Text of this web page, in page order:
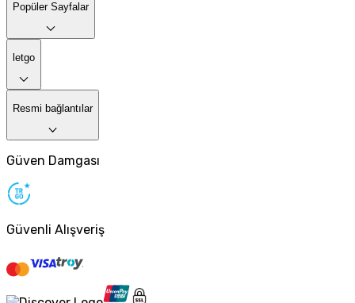
Popüler Sayfalar
letgo
Resmi bağlantılar
Güven Damgası
Güvenli Alışveriş